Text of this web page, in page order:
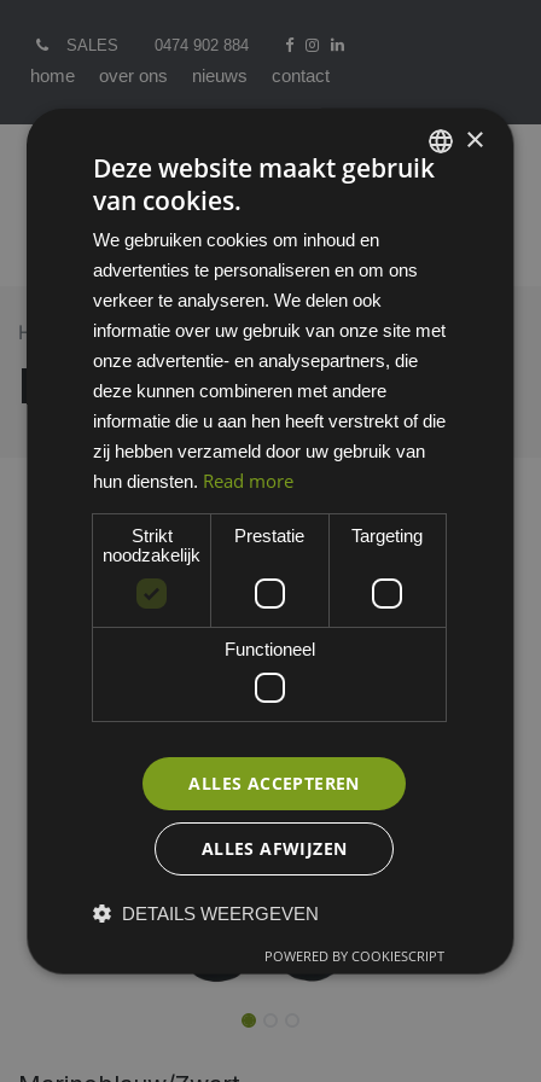
SALES 0474 902 884
home over ons nieuws contact
Home >All Products IVO BROEK
IVO BROEK
×
Deze website maakt gebruik
van cookies.
We gebruiken cookies om inhoud en
advertenties te personaliseren en om ons
verkeer te analyseren. We delen ook
informatie over uw gebruik van onze site met
onze advertentie- en analysepartners, die
deze kunnen combineren met andere
informatie die u aan hen heeft verstrekt of die
zij hebben verzameld door uw gebruik van
hun diensten. Read more
Strikt
noodzakelijk
Prestatie Targeting
Functioneel
ALLES ACCEPTEREN
ALLES AFWIJZEN
DETAILS WEERGEVEN
POWERED BY COOKIESCRIPT